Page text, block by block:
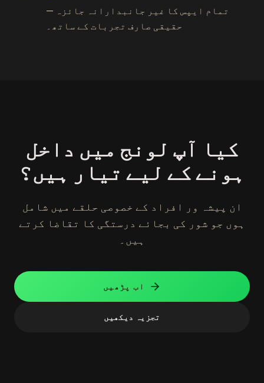
تمام ایپس کا غیر جانبدارانہ جائزہ —
حقیقی صارف تجربات کے ساتھ۔
کیا آپ لونج میں داخل
ہونے کے لیے تیار ہیں؟
ان پیشہ ور افراد کے خصوصی حلقے میں شامل
ہوں جو شور کی بجائے درستگی کا تقاضا کرتے
ہیں۔
اب پڑھیں
تجزیہ دیکھیں